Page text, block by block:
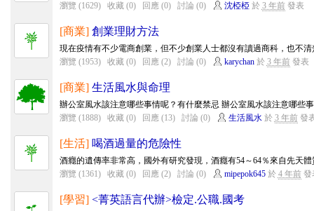
瀏覽 (1629)
收藏 (0) 回應 (0) 討論 (0) 沈椏椏於 3 年前發表
[商業] 創業理財方法
現在疫情有不少電商創業，但不少創業人士都沒有讀過商科，也不
瀏覽 (1953)
收藏 (0) 回應 (2) 討論 (0) karychan於 3 年前發表
[商業] 生活風水與命理
辦公室風水該注意哪些事情呢？有什麼禁忌 辦公室風水該注意哪些
瀏覽 (1888)
收藏 (0) 回應 (13) 討論 (0) 生活風水於 3 年前發
[生活] 喝酒過量的危險性
酒癮的遺傳率非常高，國外有研究發現，酒癮有54～64％來自先天
瀏覽 (1361)
收藏 (0) 回應 (2) 討論 (0) mipepok645於 4 年前發
[學習] <菁英語言代辦>檢定.公職.國考